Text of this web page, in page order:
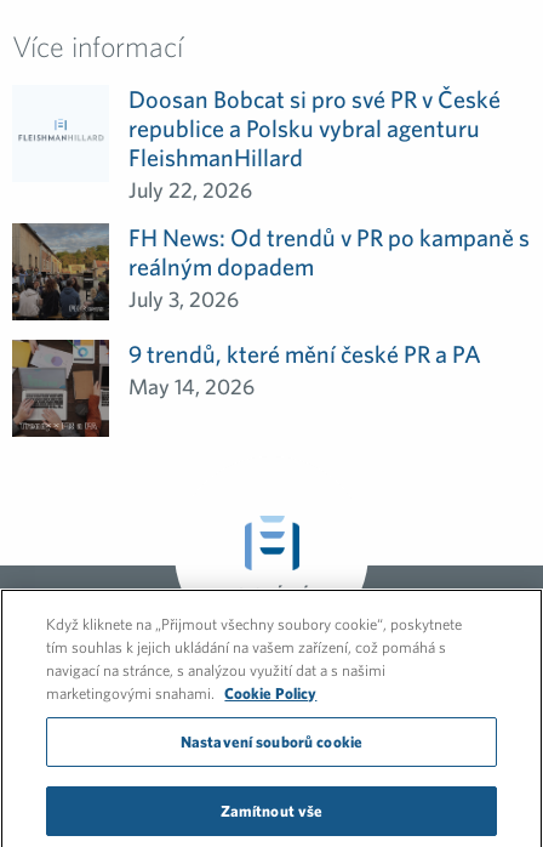
Více informací
Doosan Bobcat si pro své PR v České
republice a Polsku vybral agenturu
FleishmanHillard
July 22, 2026
FH News: Od trendů v PR po kampaně s
reálným dopadem
July 3, 2026
9 trendů, které mění české PR a PA
May 14, 2026
GLOBÁLNÍ
NOVINKY A
NÁZORY
Když kliknete na „Přijmout všechny soubory cookie“, poskytnete
tím souhlas k jejich ukládání na vašem zařízení, což pomáhá s
navigací na stránce, s analýzou využití dat a s našimi
marketingovými snahami.
Cookie Policy
Nastavení souborů cookie
Zamítnout vše